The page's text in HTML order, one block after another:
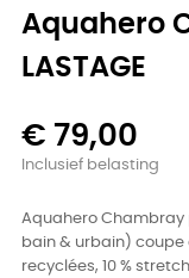
Aquahero
LASTAGE
€ 79,00
Inclusief belasting
Aquahero Chambray
bain & urbain) coupe
recyclées, 10 % stretch